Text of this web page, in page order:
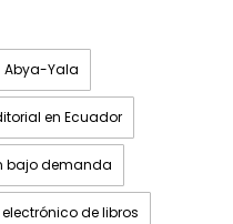
Abya-Yala
en Ecuador
bajo demanda
de libros